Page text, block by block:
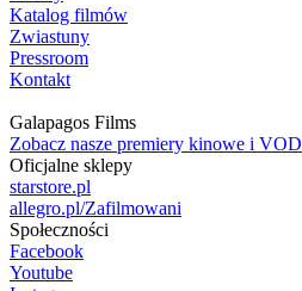
Katalog filmów
Zwiastuny
Pressroom
Kontakt
Galapagos Films
Zobacz nasze premiery kinowe i VOD
Oficjalne sklepy
starstore.pl
allegro.pl/Zafilmowani
Społeczności
Facebook
Youtube